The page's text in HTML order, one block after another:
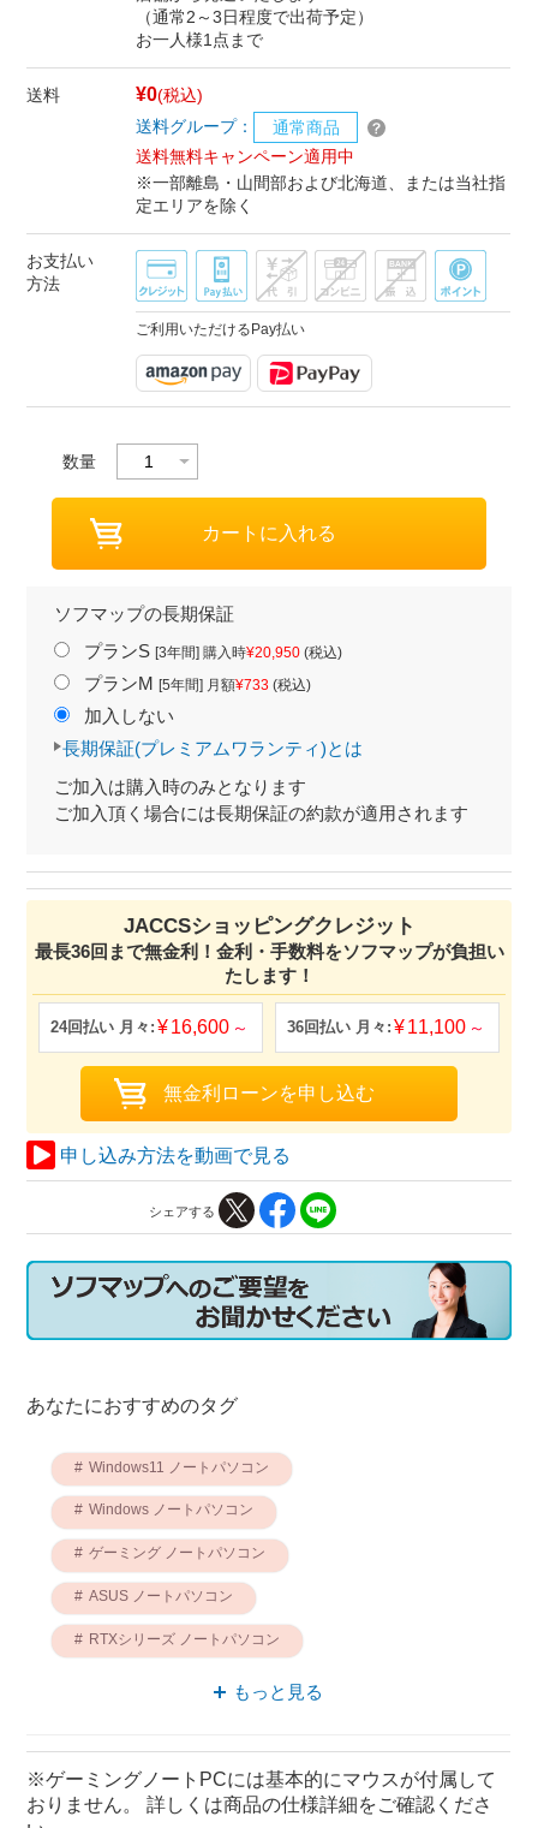
（通常2～3日程度で出荷予定）
お一人様1点まで
送料 ¥0(税込)
送料グループ：
通常商品
送料無料キャンペーン適用中
※一部離島・山間部および北海道、または当社指
定エリアを除く
お支払い
方法
ご利用いただけるPay払い
数量
ソフマップの長期保証
プランS [3年間] 購入時¥20,950(税込)
プランM [5年間] 月額¥733(税込)
加入しない
長期保証(プレミアムワランティ)とは
ご加入は購入時のみとなります
ご加入頂く場合には長期保証の約款が適用されます
JACCSショッピングクレジット
最長36回まで無金利！金利・手数料をソフマップが負担い
たします！
16,600 11,100
申し込み方法を動画で見る
シェアする
あなたにおすすめのタグ
Windows11 ノートパソコン
Windows ノートパソコン
ゲーミング ノートパソコン
ASUS ノートパソコン
RTXシリーズ ノートパソコン
ゲーミングノートPC RTXシリーズ
ゲーミングノートPC Windows
ゲーミングノートPC ASUS
もっと見る
※ゲーミングノートPCには基本的にマウスが付属して
おりません。 詳しくは商品の仕様詳細をご確認くださ